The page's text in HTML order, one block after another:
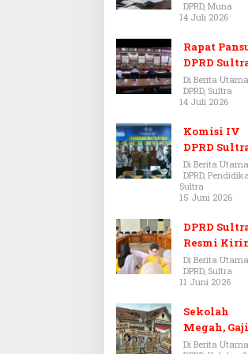
Dugaan Jual
Beli Tanah
Bermasalah
Muna
DPRD, Muna
14 Juli 2026
Rapat
DPRD
Diskors Dua
Kali Akibat
n Pj Sekda
Di Berita
DPRD, Sultra
14 Juli 2026
Komisi IV
DPRD
Kawal Hak
Guru,
Rencanakan
Di Berita
DPRD,
Sultra
15 Juni 2026
DPRD
Resmi
Aspirasi
Peraturan
BPOM No. 5
Tahun 2026
Komisi IX
Di Berita
DPRD, Sultra
11 Juni 2026
Sekolah
Megah, Gaji
Guru
Di Berita